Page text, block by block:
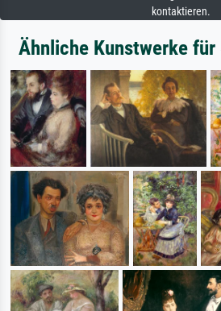
kontaktieren.
Ähnliche Kunstwerke